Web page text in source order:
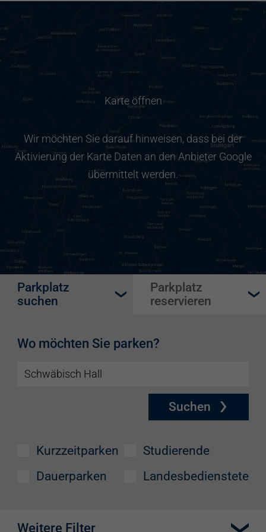
Karte öffnen
Wir möchten Sie darauf hinweisen, dass bei der
Aktivierung der Karte Daten an den Anbieter Google
übermittelt werden.
Parkplatz
suchen
Parkplatz
reservieren
Wo möchten Sie parken?
Suchen
Kurzzeitparken
Dauerparken
Studierende
Landesbedienstete
Weitere Filter